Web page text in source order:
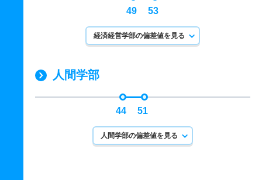
49 53
経済経営学部の偏差値を見る
人間学部
44 51
人間学部の偏差値を見る